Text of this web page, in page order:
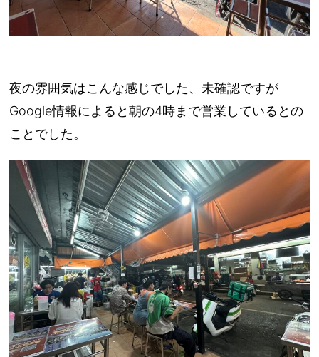
夜の雰囲気はこんな感じでした、未確認ですが
Google情報によると朝の4時まで営業しているとの
ことでした。